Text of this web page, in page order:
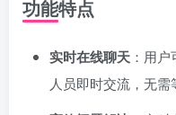
功能特点
实时在线聊天 ：用
人员即时交流，无需